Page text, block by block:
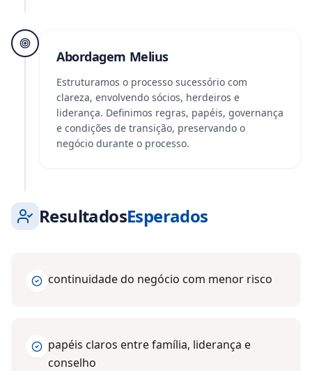
Abordagem Melius
Estruturamos o processo sucessório com
clareza, envolvendo sócios, herdeiros e
liderança. Definimos regras, papéis, governança
e condições de transição, preservando o
negócio durante o processo.
ResultadosEsperados
continuidade do negócio com menor risco
papéis claros entre família, liderança e
conselho